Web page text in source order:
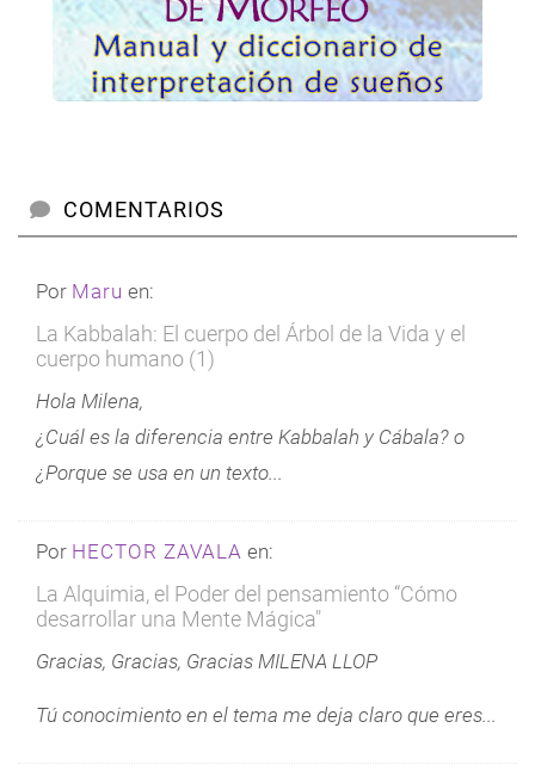
COMENTARIOS
Por Maru en:
La Kabbalah: El cuerpo del Árbol de la Vida y el
cuerpo humano (1)
Hola Milena,
¿Cuál es la diferencia entre Kabbalah y Cábala? o
¿Porque se usa en un texto...
Por HECTOR ZAVALA en:
La Alquimia, el Poder del pensamiento “Cómo
desarrollar una Mente Mágica"
Gracias, Gracias, Gracias MILENA LLOP
Tú conocimiento en el tema me deja claro que eres...